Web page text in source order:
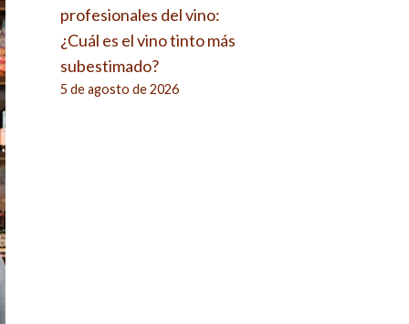
profesionales del vino:
¿Cuál es el vino tinto más
subestimado?
5 de agosto de 2026